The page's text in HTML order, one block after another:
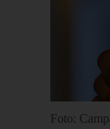
Foto: